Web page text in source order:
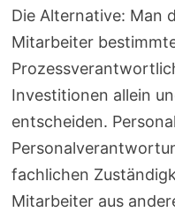
Die Alternative: Man
Mitarbeiter
Investitionen allein
entscheiden.
fachlichen
Mitarbeiter aus